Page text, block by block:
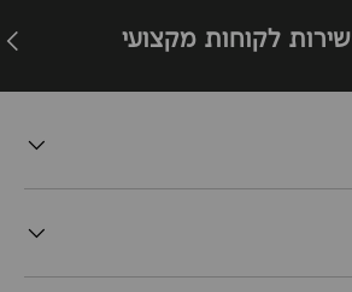
שירות לקוחות מקצועי